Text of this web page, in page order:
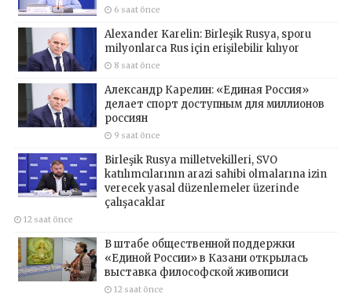
6 saat önce
Alexander Karelin: Birleşik Rusya, sporu
milyonlarca Rus için erişilebilir kılıyor
8 saat önce
Александр Карелин: «Единая Россия»
делает спорт доступным для миллионов
россиян
9 saat önce
Birleşik Rusya milletvekilleri, SVO
katılımcılarının arazi sahibi olmalarına izin
verecek yasal düzenlemeler üzerinde
çalışacaklar
12 saat önce
В штабе общественной поддержки
«Единой России» в Казани открылась
выставка философской живописи
12 saat önce